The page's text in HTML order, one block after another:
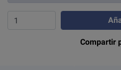
Compartir